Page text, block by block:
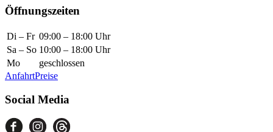
Öffnungszeiten
Di – Fr 09:00 – 18:00 Uhr
Sa – So 10:00 – 18:00 Uhr
Mo
geschlossen
AnfahrtPreise
Social Media